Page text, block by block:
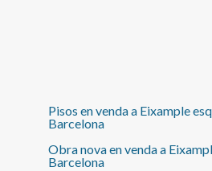
Pisos en venda a Eixample
Barcelona
Obra nova en venda a
Barcelona